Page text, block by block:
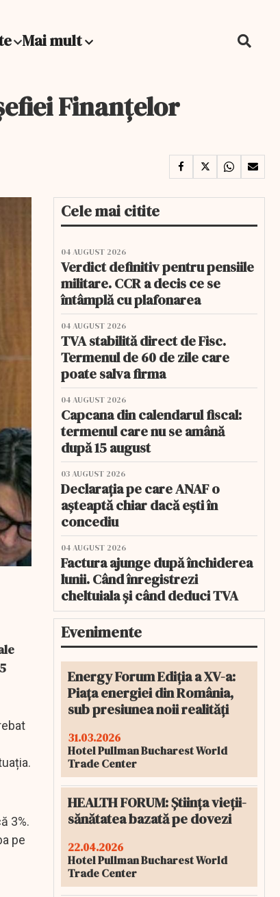
Mai mult
Finanțelor
3%.
pe
Cele mai citite
04 AUGUST 2026
Verdict definitiv pentru pensiile
militare. CCR a decis ce se
întâmplă cu plafonarea
04 AUGUST 2026
TVA stabilită direct de Fisc.
Termenul de 60 de zile care
poate salva firma
04 AUGUST 2026
Capcana din calendarul fiscal:
termenul care nu se amână
după 15 august
03 AUGUST 2026
Declarația pe care ANAF o
așteaptă chiar dacă ești în
concediu
04 AUGUST 2026
Factura ajunge după închiderea
lunii. Când înregistrezi
cheltuiala și când deduci TVA
Evenimente
Energy Forum Ediția a XV-a:
Piața energiei din România,
sub presiunea noii realități
31.03.2026
Hotel Pullman Bucharest World
Trade Center
HEALTH FORUM: Știința vieții-
sănătatea bazată pe dovezi
22.04.2026
Hotel Pullman Bucharest World
Trade Center